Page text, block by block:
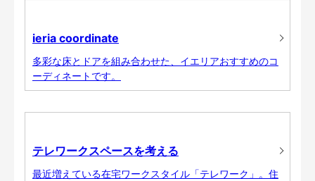
ieria coordinate
多彩な床とドアを組み合わせた、イエリアおすすめのコ
ーディネートです。
テレワークスペースを考える
最近増えている在宅ワークスタイル「テレワーク」。住